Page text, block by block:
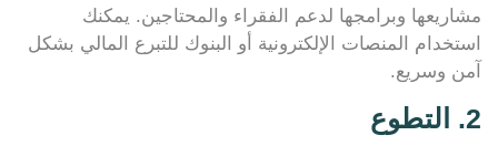
مشاريعها وبرامجها لدعم الفقراء والمحتاجين. يمكنك
استخدام المنصات الإلكترونية أو البنوك للتبرع المالي بشكل
آمن وسريع.
2. التطوع